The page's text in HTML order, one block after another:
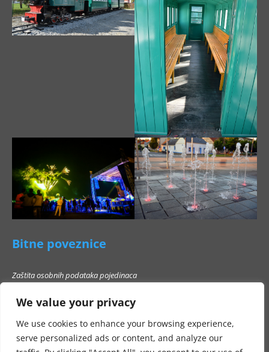
We value your privacy
We use cookies to enhance your browsing experience,
serve personalized ads or content, and analyze our
Bitne poveznice
Zaštita osobnih podataka pojedinaca
Popis poslovnih subjekata s kojima Grad Beli Manastir ne smije stupati u